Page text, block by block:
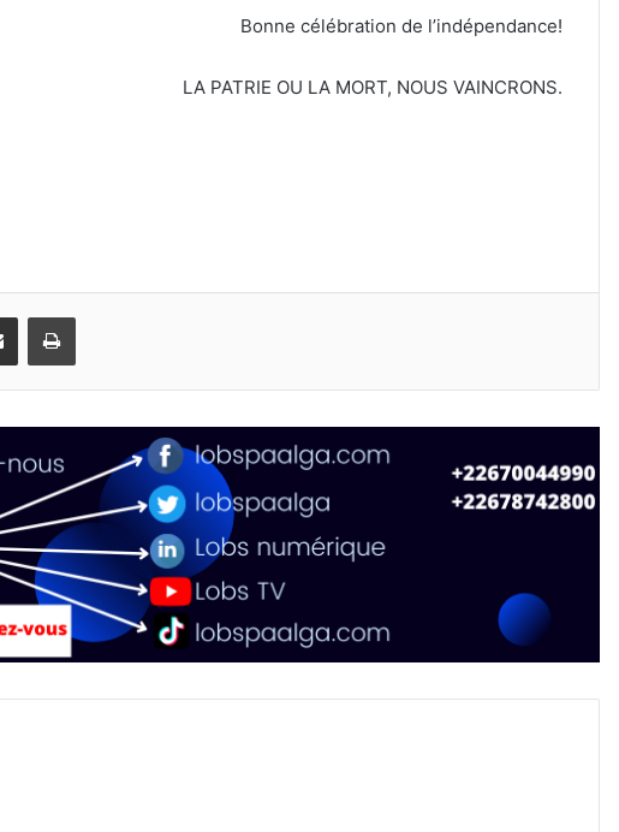
Bonne célébration de l’indépendance!
LA PATRIE OU LA MORT, NOUS VAINCRONS.
Partager par email Imprimer